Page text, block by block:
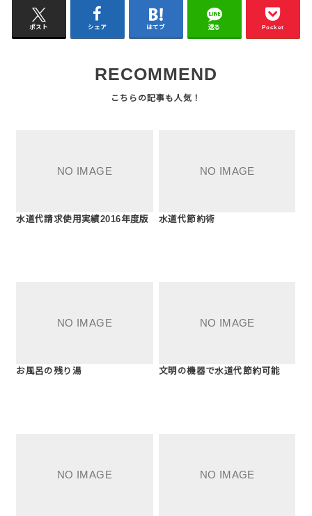
ポスト シェア はてブ 送る Pocket
RECOMMEND
水道代請求使用実績2016年度版 水道代節約術
お風呂の残り湯 文明の機器で水道代節約可能